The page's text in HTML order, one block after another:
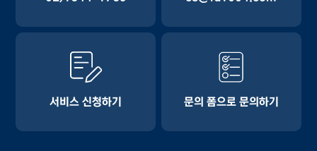
서비스 신청하기 문의 폼으로 문의하기